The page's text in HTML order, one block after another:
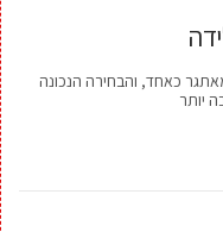
כאחד, והבחירה הנכונה
יותר